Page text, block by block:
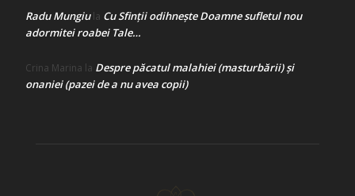
Radu Mungiula Cu Sfinții odihnește Doamne sufletul nou
adormitei roabei Tale…
Crina Marina la Despre păcatul malahiei (masturbării) şi
onaniei (pazei de a nu avea copii)